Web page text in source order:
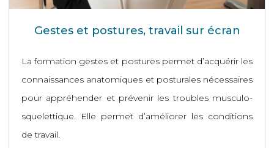
Gestes et postures, travail sur écran
La formation gestes et postures permet d’acquérir les
connaissances anatomiques et posturales nécessaires
pour appréhender et prévenir les troubles musculo-
squelettique. Elle permet d’améliorer les conditions
de travail.